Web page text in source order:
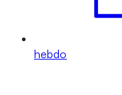
hebdo